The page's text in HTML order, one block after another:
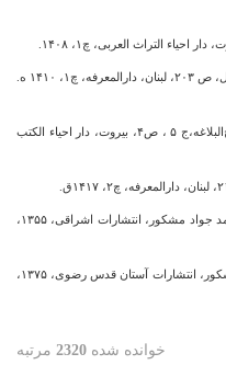
[۸] . شهرستانی‌، محمد بن عبدالکریم، الملل و النحل، ص ۲۰۳، لبنان، دارالمعرفه، چ۱، ۱۴۱۰ ه.
[۹] . ابن ابی الحدید، عزالدین ابی حامد، شرح نهج‌البلاغه،ج ۵ ، ص۴، بیروت، دار احیاء الکتب
[۱۱] . تاریخ شیعه و فرقه های اسلام، ص ۱۴۷، محمد جواد مشکور، انتشارات اشراقی، ۱۳۵۵،
[۱۲] . فرهنگ فرق اسلامی، ص ۴۰، محمد جواد مشکور، انتشارات آستان قدس رضوی، ۱۳۷۵،
خوانده شده 2320 مرتبه